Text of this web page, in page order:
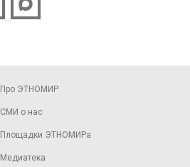
Про ЭТНОМИР
СМИ о нас
Площадки ЭТНОМИРа
Медиатека